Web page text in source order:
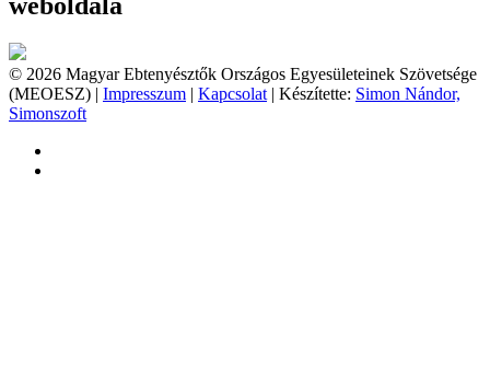
© 2026 Magyar Ebtenyésztők Országos Egyesületeinek Szövetsége
(MEOESZ) | Impresszum | Kapcsolat | Készítette: Simon Nándor,
Simonszoft